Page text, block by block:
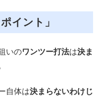
イント」
いのワンツー打法は決ま
自体は決まらないわけじ